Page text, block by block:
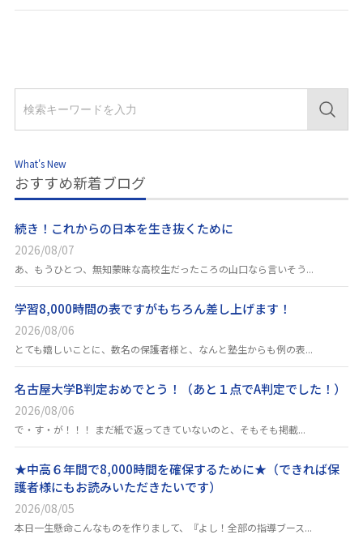
What's New
おすすめ新着ブログ
続き！これからの日本を生き抜くために
2026/08/07
あ、もうひとつ、無知蒙昧な高校生だったころの山口なら言いそう...
学習8,000時間の表ですがもちろん差し上げます！
2026/08/06
とても嬉しいことに、数名の保護者様と、なんと塾生からも例の表...
名古屋大学B判定おめでとう！（あと１点でA判定でした！）
2026/08/06
で・す・が！！！ まだ紙で返ってきていないのと、そもそも掲載...
★中高６年間で8,000時間を確保するために★（できれば保
護者様にもお読みいただきたいです）
2026/08/05
本日一生懸命こんなものを作りまして、『よし！全部の指導ブース...